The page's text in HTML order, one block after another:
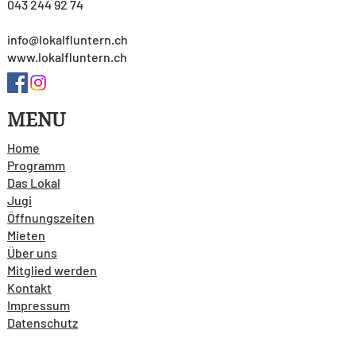
MENU
Home
Programm
Das Lokal
Jugi
Öffnungszeiten
Mieten
Über uns
Mitglied werden
Kontakt
Impressum
Datenschutz
043 244 92 74
info@lokalfluntern.ch
www.lokalfluntern.ch